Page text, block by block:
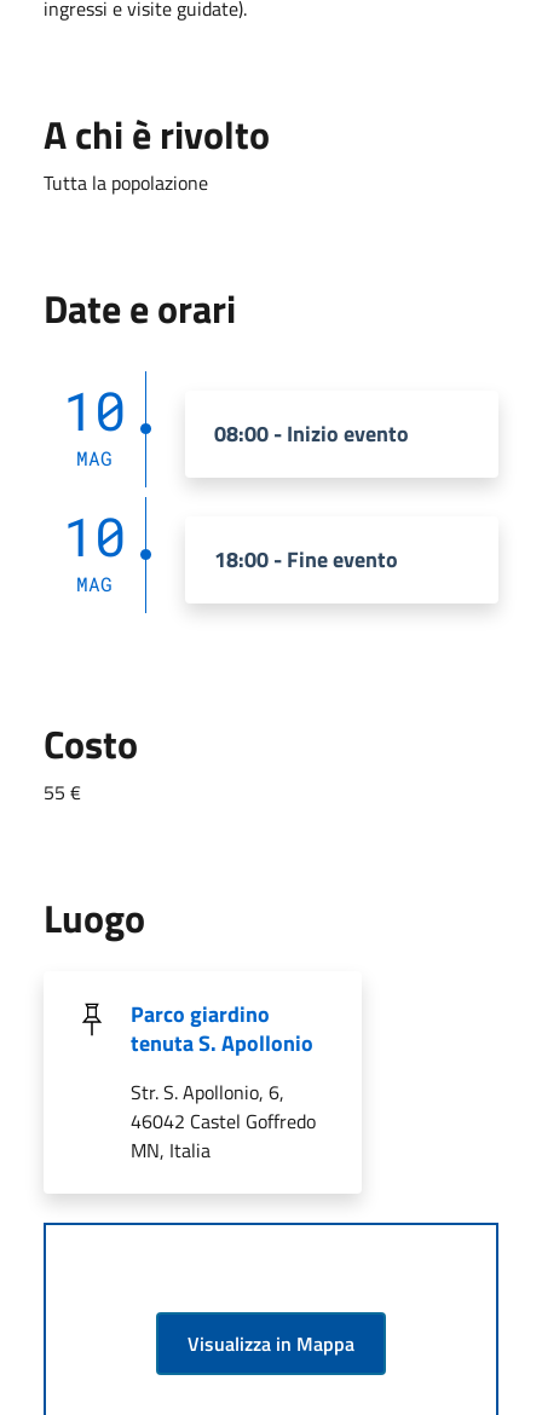
ingressi e visite guidate).
A chi è rivolto
Tutta la popolazione
Date e orari
10
MAG
08:00 - Inizio evento
10
MAG
18:00 - Fine evento
Costo
55 €
Luogo
Parco giardino
tenuta S. Apollonio
Str. S. Apollonio, 6,
46042 Castel Goffredo
MN, Italia
Visualizza in Mappa